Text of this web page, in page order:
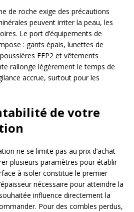
de roche exige des précautions
peuvent irriter la peau, les
Le port d’équipements de
: gants épais, lunettes de
FFP2 et vêtements
rallonge légèrement le temps de
accrue, surtout pour les
de votre
ne se limite pas au prix d’achat
plusieurs paramètres pour établir
à isoler constitue le premier
nécessaire pour atteindre la
influence directement la
Pour des combles perdus,